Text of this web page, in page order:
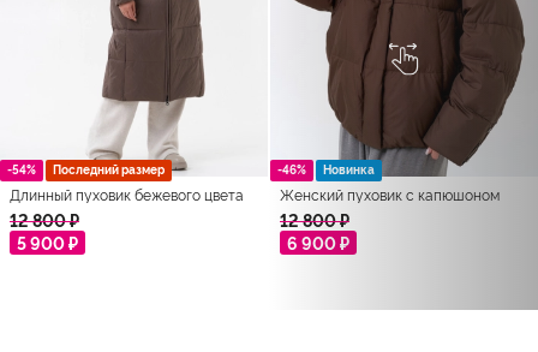
-54% Последний размер
Длинный пуховик бежевого цвета
12 800 ₽
5 900 ₽
-46% Новинка
Женский пуховик с капюшоном
12 800 ₽
6 900 ₽